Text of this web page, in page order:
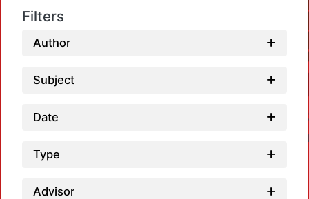
Filters
Author
Subject
Date
Type
Advisor